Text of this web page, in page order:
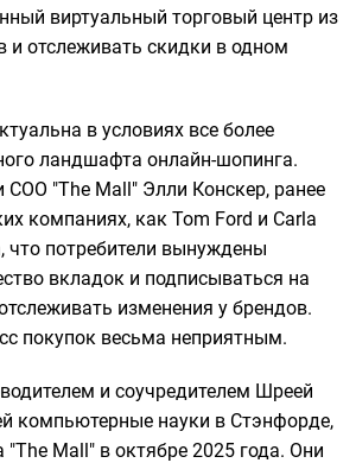
виртуальный торговый центр из
отслеживать скидки в одном
в условиях все более
ландшафта онлайн-шопинга.
COO "The Mall" Элли Конскер, ранее
компаниях, как Tom Ford и Carla
что потребители вынуждены
вкладок и подписываться на
изменения у брендов.
покупок весьма неприятным.
и соучредителем Шреей
компьютерные науки в Стэнфорде,
"The Mall" в октябре 2025 года. Они